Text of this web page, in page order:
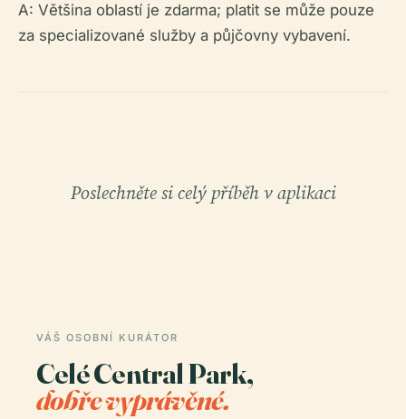
A: Většina oblastí je zdarma; platit se může pouze
za specializované služby a půjčovny vybavení.
Poslechněte si celý příběh v aplikaci
VÁŠ OSOBNÍ KURÁTOR
Celé Central Park,
dobře vyprávěné.